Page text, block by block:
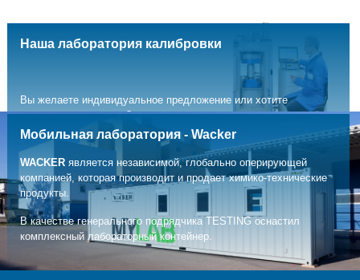
Наша лаборатория калибровки
Вы желаете индивидуальное предложение или хотите
организовать встречу?
Вы можете связаться с нами +49 30 710 96 45- 39 или по
электронной почте service@testing.de
подробнее
Мобильная лаборатория - Wacker
WACKERявляется независимой, глобально оперирующей
компанией, которая производит и продает химико-технические
продукты.
В качестве генерального подрядчика TESTING оснастил
комплексный лабораторный контейнер.